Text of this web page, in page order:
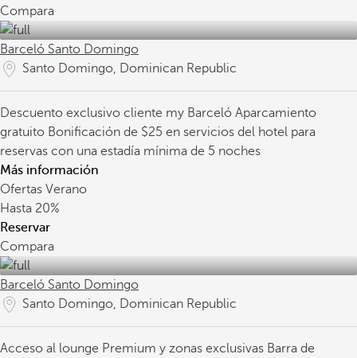
Compara
Barceló Santo Domingo
Santo Domingo, Dominican Republic
Descuento exclusivo cliente my Barceló Aparcamiento
gratuito Bonificación de $25 en servicios del hotel para
reservas con una estadía mínima de 5 noches
Más información
Ofertas Verano
Hasta 20%
Reservar
Compara
Barceló Santo Domingo
Santo Domingo, Dominican Republic
Acceso al lounge Premium y zonas exclusivas Barra de